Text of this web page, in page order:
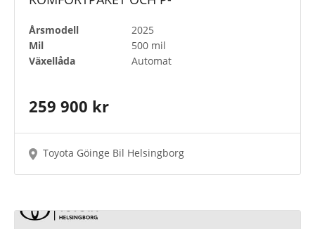
Årsmodell
2025
Mil
500 mil
Växellåda
Automat
259 900 kr
Toyota Göinge Bil Helsingborg